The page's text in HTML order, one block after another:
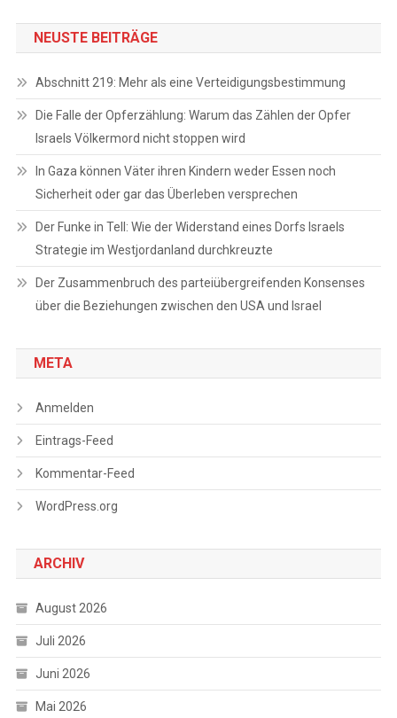
NEUSTE BEITRÄGE
Abschnitt 219: Mehr als eine Verteidigungsbestimmung
Die Falle der Opferzählung: Warum das Zählen der Opfer
Israels Völkermord nicht stoppen wird
In Gaza können Väter ihren Kindern weder Essen noch
Sicherheit oder gar das Überleben versprechen
Der Funke in Tell: Wie der Widerstand eines Dorfs Israels
Strategie im Westjordanland durchkreuzte
Der Zusammenbruch des parteiübergreifenden Konsenses
über die Beziehungen zwischen den USA und Israel
META
Anmelden
Eintrags-Feed
Kommentar-Feed
WordPress.org
ARCHIV
August 2026
Juli 2026
Juni 2026
Mai 2026